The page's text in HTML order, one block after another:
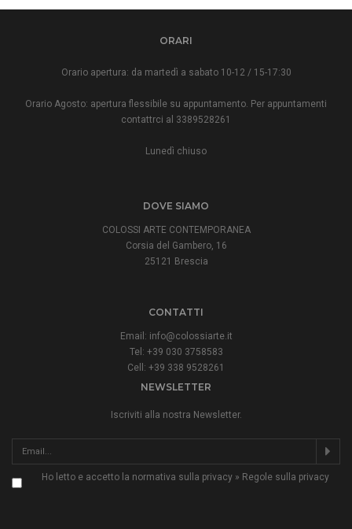
ORARI
Orario apertura: da martedì a sabato 10-12 / 15-17:30
Orario Agosto: apertura flessibile su appuntamento. Per appuntamenti
contattrci al 3389528261
Lunedì chiuso
DOVE SIAMO
COLOSSI ARTE CONTEMPORANEA
Corsia del Gambero, 16
25121 Brescia
CONTATTI
Email: info@colossiarte.it
Tel: +39 030 3758583
Cell: +39 338 9528261
NEWSLETTER
Iscriviti alla nostra Newsletter.
Ho letto e accetto la normativa sulla privacy » Regole sulla privacy